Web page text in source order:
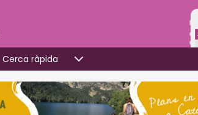
Cerca ràpida